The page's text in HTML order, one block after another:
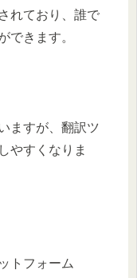
れており、誰で
できます。
ますが、翻訳ツ
やすくなりま
トフォーム